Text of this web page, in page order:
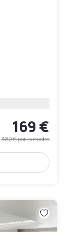
169 €
382 €por la noche